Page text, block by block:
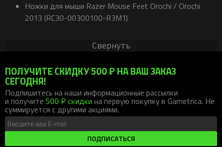
Ножки для мыши Razer Mouse Feet Orochi / Orochi
2013 (RC30-00300100-R3M1)
Свернуть
ПОЛУЧИТЕ СКИДКУ 500 ₽ НА ВАШ ЗАКАЗ
СЕГОДНЯ!
Подпишитесь на наши информационные рассылки
и получите 500 ₽ скидки на первую покупку в Gametrica. Не
суммируется с другими акциями.
ПОДПИСАТЬСЯ